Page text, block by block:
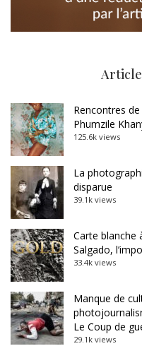
Rencontres
Phumzile
125.6k views
La
disparue
39.1k views
Carte blanche
Salgado,
33.4k views
Manque de
Le Coup de
29.1k views